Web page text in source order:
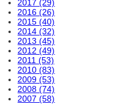
2017 (29)
2016 (26)
2015 (40)
2014 (32)
2013 (45)
2012 (49)
2011 (53)
2010 (83)
2009 (53)
2008 (74)
2007 (58)